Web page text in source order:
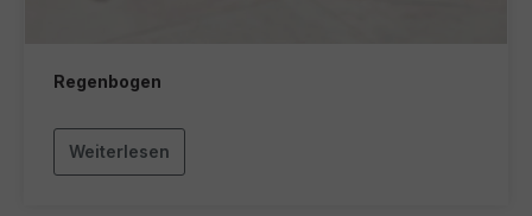
Regenbogen
Weiterlesen